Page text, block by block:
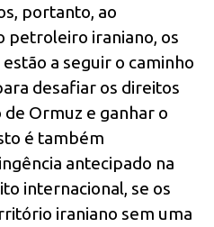
portanto, ao
petroleiro iraniano, os
a seguir o caminho
desafiar os direitos
Ormuz e ganhar o
é também
antecipado na
internacional, se os
iraniano sem uma